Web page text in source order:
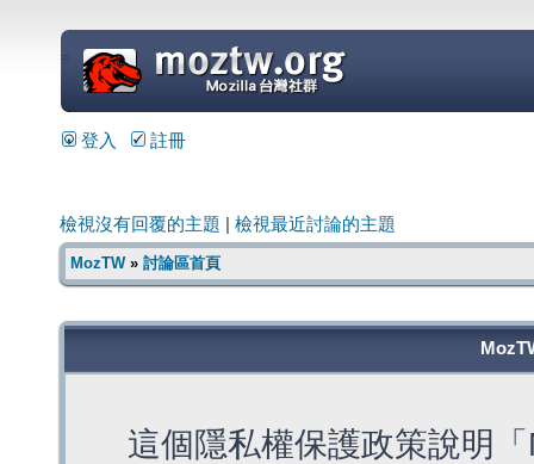
=
登入 註冊
檢視沒有回覆的主題 檢視最近討論的主題
MozTW» 討論區首頁
這個隱私權保護政策說明